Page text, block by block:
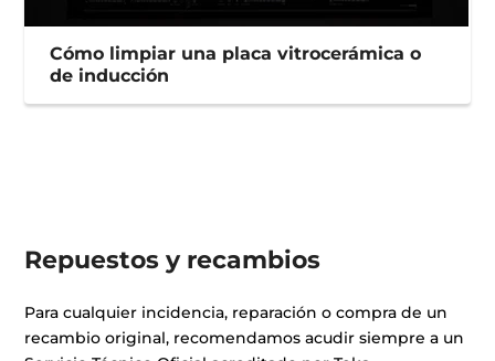
Cómo limpiar una placa vitrocerámica o
de inducción
Repuestos y recambios
Para cualquier incidencia, reparación o compra de un
recambio original, recomendamos acudir siempre a un